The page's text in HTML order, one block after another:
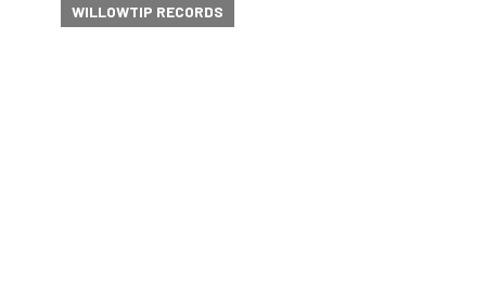
WILLOWTIP RECORDS